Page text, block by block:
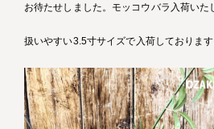
お待たせしました。モッコウバラ入荷いた
扱いやすい3.5寸サイズで入荷しております